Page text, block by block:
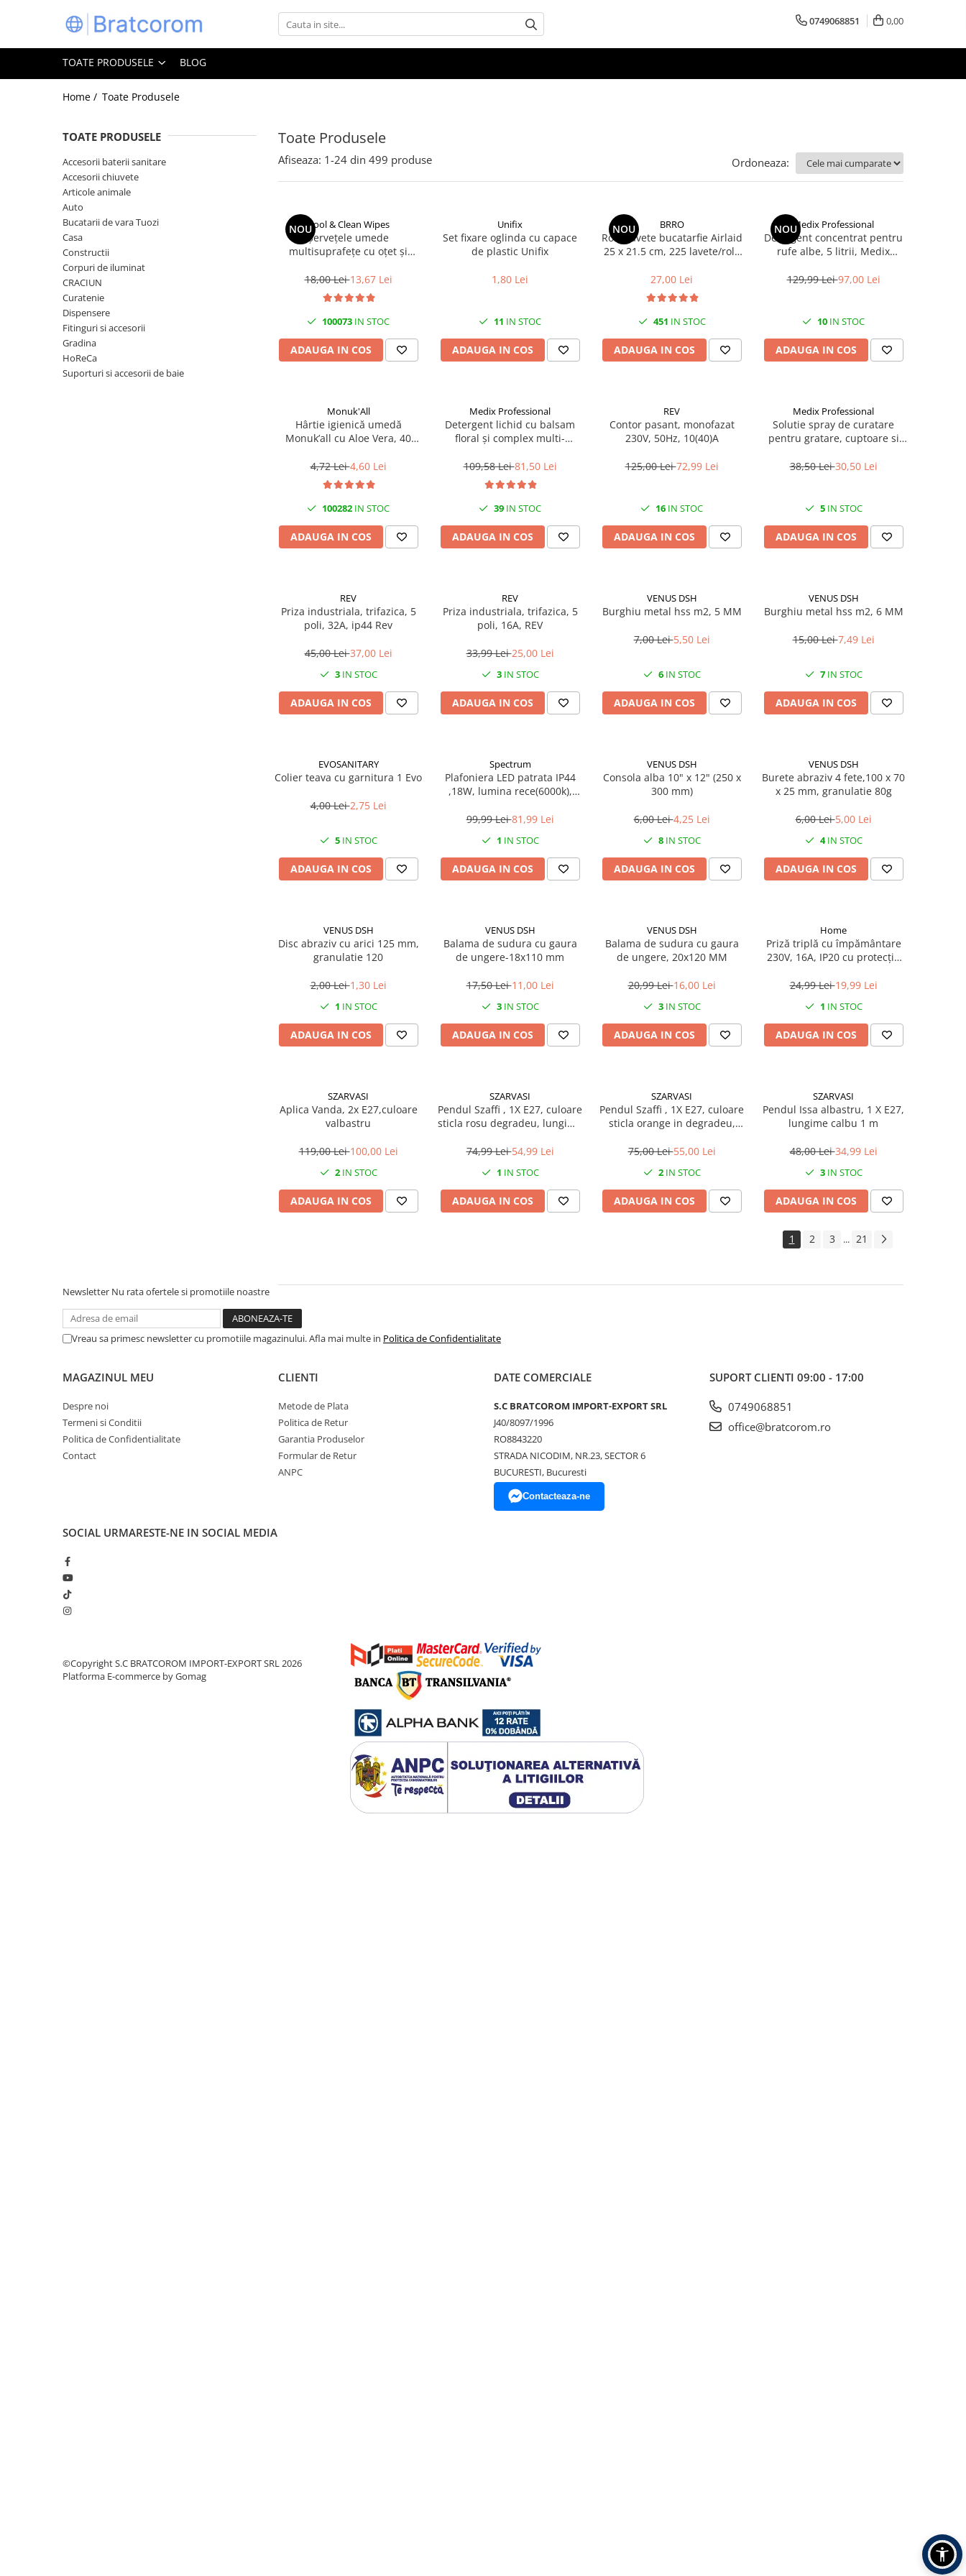
Toate Produsele
Articole animale
Adapatoare animale
Hrana pentru caini
Hrana pentru pisici
Produse igiena externa animale
Bucatarii de vara Tuozi
Articole ambalare
Articole bucatarie
Articole mobila
Articole organizare
Articole Sportive
Cutii postale
Solutii geamuri
Solutii universale
Aparate pentru stropit gradina
Aspersoare
Furtunuri gradinarit
Ghivece si suporturi
Lampi solare
Lopeti si unelte deszapezit
Mobilier gradina
Mufe si conectori irigare
Pavaje si borduri
0749068851 0,00
TOATE PRODUSELE BLOG
Home / Toate Produsele
Toate Produsele
TOATE PRODUSELE
Accesorii baterii sanitare
Accesorii chiuvete
Articole animale
Auto
Bucatarii de vara Tuozi
Casa
Constructii
Corpuri de iluminat
CRACIUN
Curatenie
Dispensere
Fitinguri si accesorii
Gradina
HoReCa
Suporturi si accesorii de baie
Afiseaza: 1-24 din 499 produse Ordoneaza:
NOUCool & Clean Wipes
Șervețele umede
multisuprafețe cu oțet și
Clean
18,00 Lei13,67 Lei
100073 IN STOC
ADAUGA IN COS
Unifix
Set fixare oglinda cu capace
de plastic Unifix
1,80 Lei
11 IN STOC
ADAUGA IN COS
NOU BRRO
Rola Lavete bucatarfie Airlaid
25 x 21.5 cm, 225 lavete/rola
27,00 Lei
451 IN STOC
ADAUGA IN COS
NOUMedix Professional
Detergent concentrat pentru
rufe albe, 5 litrii, Medix
129,99 Lei97,00 Lei
10 IN STOC
ADAUGA IN COS
Monuk'All
Hârtie igienică umedă
Monuk’all cu Aloe Vera, 40
alcool
4,72 Lei4,60 Lei
100282 IN STOC
ADAUGA IN COS
Medix Professional
Detergent lichid cu balsam
floral și complex multi-
Professional
109,58 Lei81,50 Lei
39 IN STOC
ADAUGA IN COS
REV
Contor pasant, monofazat
230V, 50Hz, 10(40)A
125,00 Lei72,99 Lei
16 IN STOC
ADAUGA IN COS
Medix Professional
Solutie spray de curatare
pentru gratare, cuptoare si
Professional
38,50 Lei30,50 Lei
5IN STOC
ADAUGA IN COS
REV
Priza industriala, trifazica, 5
poli, 32A, ip44 Rev
45,00 Lei37,00 Lei
3IN STOC
ADAUGA IN COS
REV
Priza industriala, trifazica, 5
poli, 16A, REV
33,99 Lei25,00 Lei
3IN STOC
ADAUGA IN COS
VENUS DSH
Burghiu metal hss m2, 5 MM
7,00 Lei5,50 Lei
6IN STOC
ADAUGA IN COS
VENUS DSH
Burghiu metal hss m2, 6 MM
15,00 Lei7,49 Lei
7IN STOC
ADAUGA IN COS
EVOSANITARY
Colier teava cu garnitura 1 Evo
4,00 Lei2,75 Lei
5IN STOC
ADAUGA IN COS
Spectrum
Plafoniera LED patrata IP44
,18W, lumina rece(6000k),
99,99 Lei81,99 Lei
1 IN STOC
ADAUGA IN COS
VENUS DSH
Consola alba 10" x 12" (250 x
300 mm)
6,00 Lei4,25 Lei
8IN STOC
ADAUGA IN COS
VENUS DSH
Burete abraziv 4 fete,100 x 70
x 25 mm, granulatie 80g
6,00 Lei5,00 Lei
4IN STOC
ADAUGA IN COS
VENUS DSH
Disc abraziv cu arici 125 mm,
granulatie 120
2,00 Lei1,30 Lei
1 IN STOC
ADAUGA IN COS
VENUS DSH
Balama de sudura cu gaura
de ungere-18x110 mm
17,50 Lei11,00 Lei
3IN STOC
ADAUGA IN COS
VENUS DSH
Balama de sudura cu gaura
de ungere, 20x120 MM
20,99 Lei16,00 Lei
3IN STOC
ADAUGA IN COS
Home
Priză triplă cu împământare
230V, 16A, IP20 cu protecție
24,99 Lei19,99 Lei
1 IN STOC
ADAUGA IN COS
SZARVASI
Aplica Vanda, 2x E27,culoare
valbastru
119,00 Lei100,00 Lei
2IN STOC
ADAUGA IN COS
SZARVASI
Pendul Szaffi , 1X E27, culoare
sticla rosu degradeu, lungime
74,99 Lei54,99 Lei
1 IN STOC
ADAUGA IN COS
SZARVASI
Pendul Szaffi , 1X E27, culoare
sticla orange in degradeu,
75,00 Lei55,00 Lei
2IN STOC
ADAUGA IN COS
SZARVASI
Pendul Issa albastru, 1 X E27,
lungime calbu 1 m
48,00 Lei34,99 Lei
3IN STOC
ADAUGA IN COS
1 2 3 ... 21
Newsletter Nu rata ofertele si promotiile noastre
Vreau sa primesc newsletter cu promotiile magazinului. Afla mai multe in Politica de Confidentialitate
MAGAZINUL MEU
Despre noi
Termeni si Conditii
Politica de Confidentialitate
Contact
CLIENTI
Metode de Plata
Politica de Retur
Garantia Produselor
Formular de Retur
ANPC
DATE COMERCIALE
S.C BRATCOROM IMPORT-EXPORT SRL
J40/8097/1996
RO8843220
STRADA NICODIM, NR.23, SECTOR 6
BUCURESTI, Bucuresti
Contacteaza-ne
SUPORT CLIENTI 09:00 - 17:00
0749068851
office@bratcorom.ro
SOCIAL URMARESTE-NE IN SOCIAL MEDIA
©Copyright S.C BRATCOROM IMPORT-EXPORT SRL 2026
Platforma E-commerce by Gomag